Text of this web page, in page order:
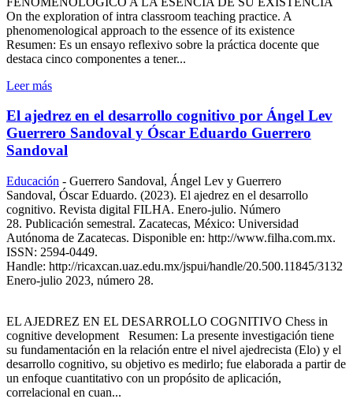
On the exploration of intra classroom teaching practice. A
phenomenological approach to the essence of its existence
Resumen: Es un ensayo reflexivo sobre la práctica docente que
destaca cinco componentes a tener...
Leer más
El ajedrez en el desarrollo cognitivo por Ángel Lev
Guerrero Sandoval y Óscar Eduardo Guerrero
Sandoval
Educación - Guerrero Sandoval, Ángel Lev y Guerrero
Sandoval, Óscar Eduardo. (2023). El ajedrez en el desarrollo
cognitivo. Revista digital FILHA. Enero-julio. Número
28. Publicación semestral. Zacatecas, México: Universidad
Autónoma de Zacatecas. Disponible en: http://www.filha.com.mx.
ISSN: 2594-0449.
Handle: http://ricaxcan.uaz.edu.mx/jspui/handle/20.500.11845/3132
Enero-julio 2023, número 28.
EL AJEDREZ EN EL DESARROLLO COGNITIVO Chess in
cognitive development Resumen: La presente investigación tiene
su fundamentación en la relación entre el nivel ajedrecista (Elo) y el
desarrollo cognitivo, su objetivo es medirlo; fue elaborada a partir de
un enfoque cuantitativo con un propósito de aplicación,
correlacional en cuan...